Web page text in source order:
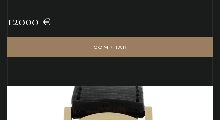
12000 €
COMPRAR